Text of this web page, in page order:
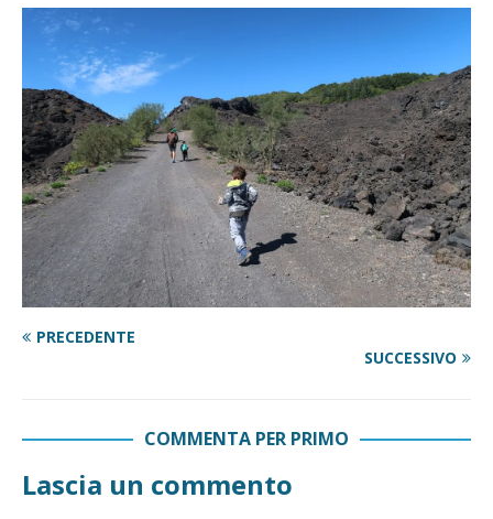
PRECEDENTE
SUCCESSIVO
COMMENTA PER PRIMO
Lascia un commento